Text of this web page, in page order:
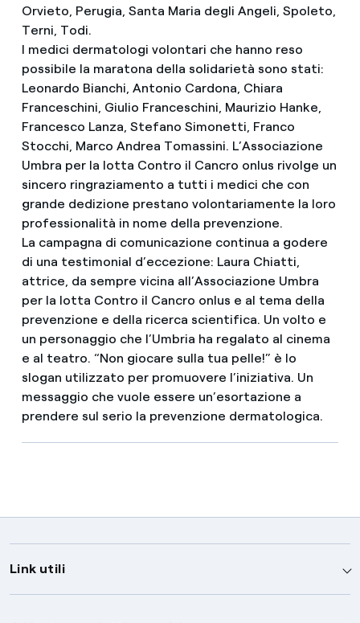
Orvieto, Perugia, Santa Maria degli Angeli, Spoleto,
Terni, Todi.
I medici dermatologi volontari che hanno reso
possibile la maratona della solidarietà sono stati:
Leonardo Bianchi, Antonio Cardona, Chiara
Franceschini, Giulio Franceschini, Maurizio Hanke,
Francesco Lanza, Stefano Simonetti, Franco
Stocchi, Marco Andrea Tomassini. L’Associazione
Umbra per la lotta Contro il Cancro onlus rivolge un
sincero ringraziamento a tutti i medici che con
grande dedizione prestano volontariamente la loro
professionalità in nome della prevenzione.
La campagna di comunicazione continua a godere
di una testimonial d’eccezione: Laura Chiatti,
attrice, da sempre vicina all’Associazione Umbra
per la lotta Contro il Cancro onlus e al tema della
prevenzione e della ricerca scientifica. Un volto e
un personaggio che l’Umbria ha regalato al cinema
e al teatro. “Non giocare sulla tua pelle!” è lo
slogan utilizzato per promuovere l’iniziativa. Un
messaggio che vuole essere un’esortazione a
prendere sul serio la prevenzione dermatologica.
Link utili